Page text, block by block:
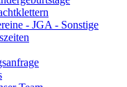
- JGA - Sonstige